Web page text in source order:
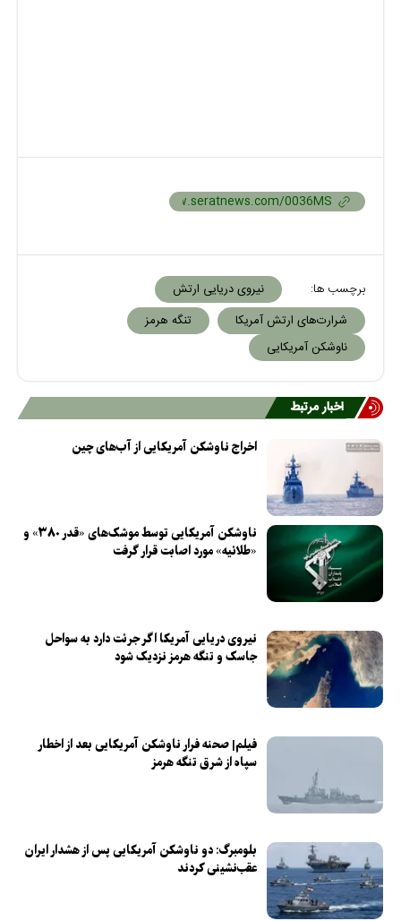
برچسب ها:
نیروی دریایی ارتش
شرارت‌های ارتش آمریکا
تنگه هرمز
ناوشکن آمریکایی
اخبار مرتبط
اخراج ناوشکن آمریکایی از آب‌های چین
ناوشکن آمریکایی توسط موشک‌های «قدر ۳۸۰» و
«طلائیه» مورد اصابت قرار گرفت
نیروی دریایی آمریکا اگر جرئت دارد به سواحل
جاسک و تنگه هرمز نزدیک شود
فیلم| صحنه فرار ناوشکن آمریکایی بعد از اخطار
سپاه از شرق تنگه هرمز
بلومبرگ: دو ناوشکن آمریکایی پس از هشدار ایران
عقب‌نشینی کردند